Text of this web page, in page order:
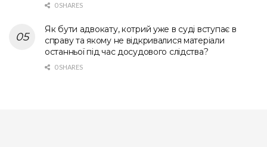
0 SHARES
Як бути адвокату, котрий уже в суді вступає в
справу та якому не відкривалися матеріали
останньої під час досудового слідства?
0 SHARES